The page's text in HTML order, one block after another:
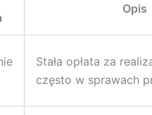
Opis
Stała opłata za
często w sprawach